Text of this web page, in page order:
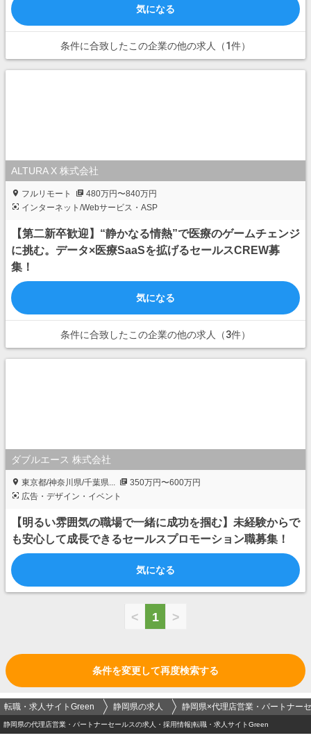
気になる
条件に合致したこの企業の他の求人（1件）
ALTURA X 株式会社
フルリモート
480万円〜840万円
インターネット/Webサービス・ASP
【第二新卒歓迎】“静かなる情熱”で医療のゲームチェンジ
に挑む。データ×医療SaaSを拡げるセールスCREW募
集！
気になる
条件に合致したこの企業の他の求人（3件）
ダブルエース 株式会社
東京都/神奈川県/千葉県...
350万円〜600万円
広告・デザイン・イベント
【明るい雰囲気の職場で一緒に成功を掴む】未経験からで
も安心して成長できるセールスプロモーション職募集！
気になる
< 1 >
条件を変更して再度検索する
転職・求人サイトGreen 静岡県の求人 静岡県×代理店営業・パートナー
静岡県の代理店営業・パートナーセールスの求人・採用情報|転職・求人サイトGreen